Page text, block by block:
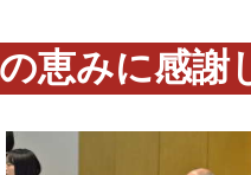
みに感謝